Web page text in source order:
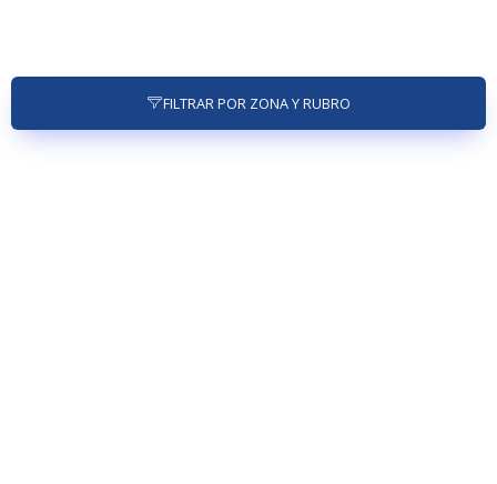
FILTRAR POR ZONA Y RUBRO